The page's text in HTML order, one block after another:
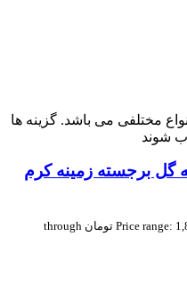
مختلفی می باشد. گزینه ها
شوند
افرند 1200 شانه گل برجسته زمینه کرم
Price range: 1,800,000 تومان through